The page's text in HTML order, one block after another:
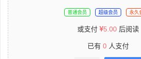
普通会员 超级会员 永久
或支付 5.00 后阅读
已有 0 人支付